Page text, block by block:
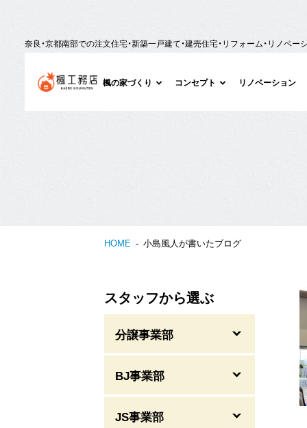
奈良・京都南部での注文住宅・新築一戸建て・建売住宅・リフォーム・リノベ
楓の家づくり コンセプト リノベーション
HOME 小島風人が書いたブログ
スタッフから選ぶ
分譲事業部
BJ事業部
JS事業部